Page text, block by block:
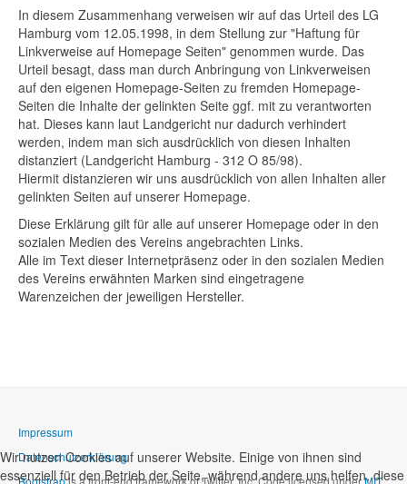
In diesem Zusammenhang verweisen wir auf das Urteil des LG
Hamburg vom 12.05.1998, in dem Stellung zur "Haftung für
Linkverweise auf Homepage Seiten" genommen wurde. Das
Urteil besagt, dass man durch Anbringung von Linkverweisen
auf den eigenen Homepage-Seiten zu fremden Homepage-
Seiten die Inhalte der gelinkten Seite ggf. mit zu verantworten
hat. Dieses kann laut Landgericht nur dadurch verhindert
werden, indem man sich ausdrücklich von diesen Inhalten
distanziert (Landgericht Hamburg - 312 O 85/98).
Hiermit distanzieren wir uns ausdrücklich von allen Inhalten aller
gelinkten Seiten auf unserer Homepage.
Diese Erklärung gilt für alle auf unserer Homepage oder in den
sozialen Medien des Vereins angebrachten Links.
Alle im Text dieser Internetpräsenz oder in den sozialen Medien
des Vereins erwähnten Marken sind eingetragene
Warenzeichen der jeweiligen Hersteller.
Impressum
Datenschutzerklärung
Bootstrapis a front-end framework of Twitter, Inc. Code licensed underMIT
Wir nutzen Cookies auf unserer Website. Einige von ihnen sind
essenziell für den Betrieb der Seite, während andere uns helfen, diese